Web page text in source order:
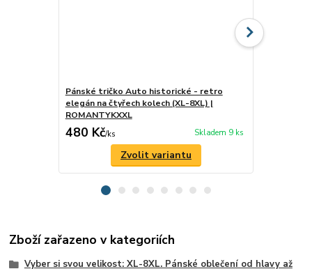
Pánské tričko Auto historické - retro
elegán na čtyřech kolech (XL-8XL) |
ROMANTYKXXL
480 Kč/ks Skladem 9 ks
Zvolit variantu
Zboží zařazeno v kategoriích
Vyber si svou velikost: XL-8XL. Pánské oblečení od hlavy až